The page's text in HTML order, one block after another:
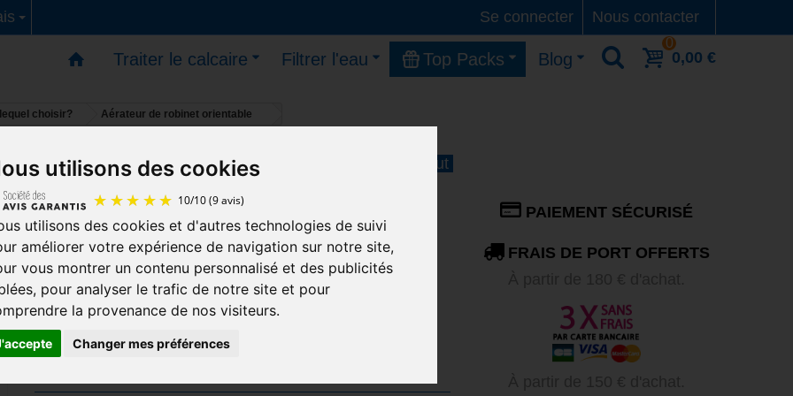
utilisons des cookies
10/10 (9 avis)
utilisons des cookies et d'autres technologies de suivi
améliorer votre expérience de navigation sur notre site,
vous montrer un contenu personnalisé et des publicités
pour analyser le trafic de notre site et pour
la provenance de nos visiteurs.
Changer mes préférences
Nous contacter
Se connecter
Traiter le calcaire Filtrer l'eau Top Packs Blog
0
0,00 €
choisir? Aérateur de robinet orientable
- Vous pouvez commander - reprise des livraisons le 11 Aout
Aérateur de robinet orientable
L'accessoire indispensable pour votre robinet
Offrez vous un jet orientable 360° pour votre mitigeur de
cuisine.
aer-rob
PAIEMENT SÉCURISÉ
FRAIS DE PORT OFFERTS